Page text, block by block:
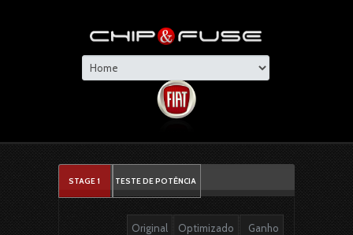
STAGE 1 TESTE DE POTÊNCIA
Original Optimizado Ganho